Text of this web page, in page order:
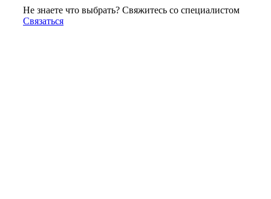
Не знаете что выбрать? Свяжитесь со специалистом
Связаться